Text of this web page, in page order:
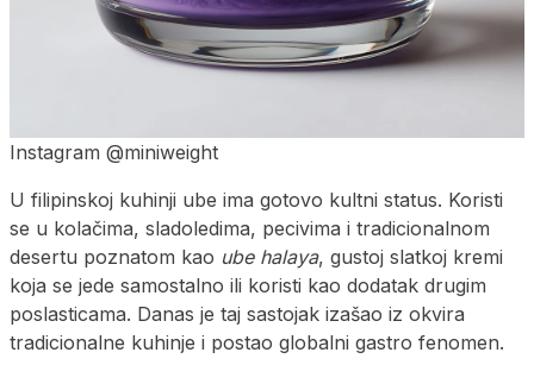
Instagram @miniweight
U filipinskoj kuhinji ube ima gotovo kultni status. Koristi
se u kolačima, sladoledima, pecivima i tradicionalnom
desertu poznatom kao ube halaya, gustoj slatkoj kremi
koja se jede samostalno ili koristi kao dodatak drugim
poslasticama. Danas je taj sastojak izašao iz okvira
tradicionalne kuhinje i postao globalni gastro fenomen.